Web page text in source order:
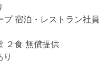
宿泊・レストラン社員
２食 無償提供